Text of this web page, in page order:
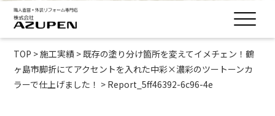
TOP >施工実績 >既存の塗り分け箇所を変えてイメチェン！鶴
ヶ島市脚折にてアクセントを入れた中彩×濃彩のツートーンカ
ラーで仕上げました！ > Report_5ff46392-6c96-4e